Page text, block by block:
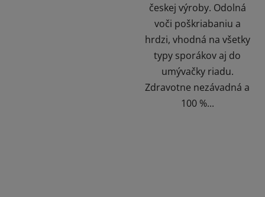
českej výroby. Odolná
voči poškriabaniu a
hrdzi, vhodná na všetky
typy sporákov aj do
umývačky riadu.
Zdravotne nezávadná a
100 %...